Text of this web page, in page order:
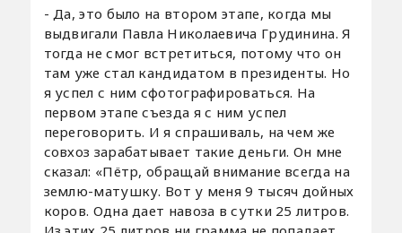
- Да, это было на втором этапе, когда мы
выдвигали Павла Николаевича Грудинина. Я
тогда не смог встретиться, потому что он
там уже стал кандидатом в президенты. Но
я успел с ним сфотографироваться. На
первом этапе съезда я с ним успел
переговорить. И я спрашиваль, на чем же
совхоз зарабатывает такие деньги. Он мне
сказал: «Пётр, обращай внимание всегда на
землю-матушку. Вот у меня 9 тысяч дойных
коров. Одна дает навоза в сутки 25 литров.